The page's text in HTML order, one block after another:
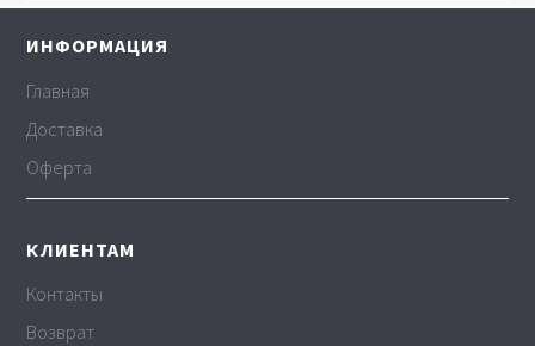
ИНФОРМАЦИЯ
Главная
Доставка
Оферта
КЛИЕНТАМ
Контакты
Возврат